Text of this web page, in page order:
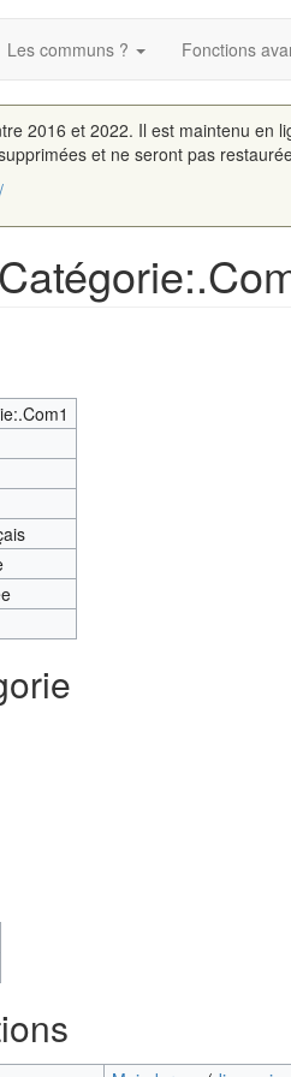
Les communs ? Fonctions
2016 et 2022. Il est maintenu en
et ne seront pas